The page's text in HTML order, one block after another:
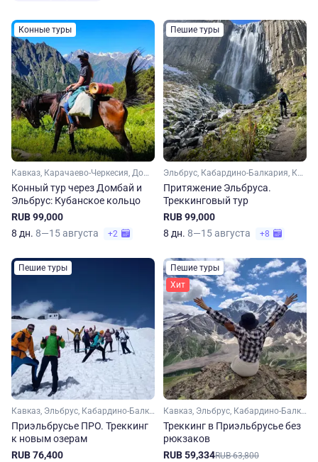
Конные туры
Кавказ, Карачаево-Черкесия, Домбай, Эльбрус
Конный тур через Домбай и
Эльбрус: Кубанское кольцо
RUB 99,000
8 дн. 8—15 августа +2
Пешие туры
Эльбрус, Кабардино-Балкария, Кавказ
Притяжение Эльбруса.
Треккинговый тур
RUB 99,000
8 дн. 8—15 августа +8
Пешие туры
Кавказ, Эльбрус, Кабардино-Балкария
Приэльбрусье ПРО. Треккинг
к новым озерам
RUB 76,400
Пешие туры
Хит
Кавказ, Эльбрус, Кабардино-Балкария
Треккинг в Приэльбрусье без
рюкзаков
RUB 59,334RUB 63,800